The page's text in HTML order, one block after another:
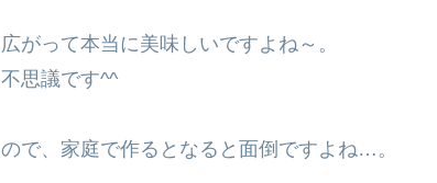
がって本当に美味しいですよね～。
思議です^^
で、家庭で作るとなると面倒ですよね…。